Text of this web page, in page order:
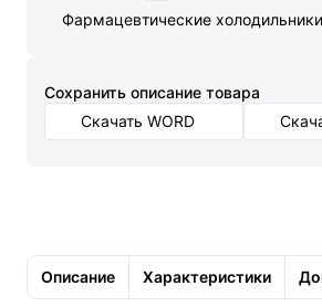
Фармацевтические
Cохранить описание товара
Скачать WORD
Описание Характеристики